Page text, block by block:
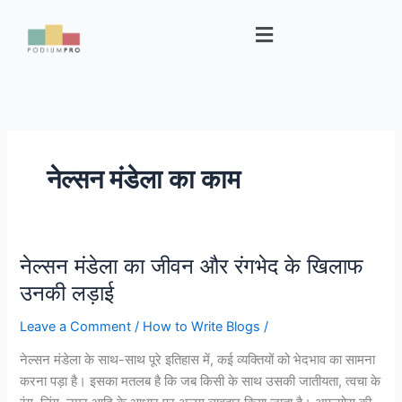
content
Menu
नेल्सन मंडेला का काम
नेल्सन मंडेला का जीवन और रंगभेद के खिलाफ
उनकी लड़ाई
Leave a Comment / How to Write Blogs /
नेल्सन मंडेला के साथ-साथ पूरे इतिहास में, कई व्यक्तियों को भेदभाव का सामना
करना पड़ा है। इसका मतलब है कि जब किसी के साथ उसकी जातीयता, त्वचा के
नेल्सन
मंडेला
का
जीवन
और
के